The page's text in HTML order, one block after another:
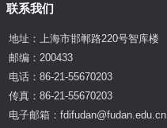
联系我们
地址：上海市邯郸路220号智库楼
邮编：200433
电话：86-21-55670203
传真：86-21-55670203
电子邮箱：fdifudan@fudan.edu.cn